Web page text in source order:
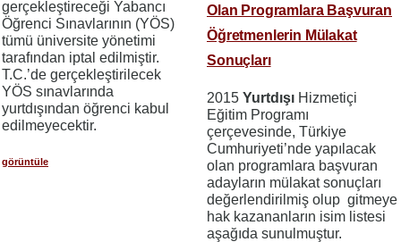
gerçekleştireceği Yabancı
Öğrenci Sınavlarının (YÖS)
tümü üniversite yönetimi
tarafından iptal edilmiştir.
T.C.’de gerçekleştirilecek
YÖS sınavlarında
yurtdışından öğrenci kabul
edilmeyecektir.
görüntüle
Olan Programlara Başvuran
Öğretmenlerin Mülakat
Sonuçları
2015 Yurtdışı Hizmetiçi
Eğitim Programı
çerçevesinde, Türkiye
Cumhuriyeti’nde yapılacak
olan programlara başvuran
adayların mülakat sonuçları
değerlendirilmiş olup gitmeye
hak kazananların isim listesi
aşağıda sunulmuştur.